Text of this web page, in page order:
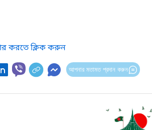
করতে ক্লিক করুন
আপনার মতামত প্রদান করুন